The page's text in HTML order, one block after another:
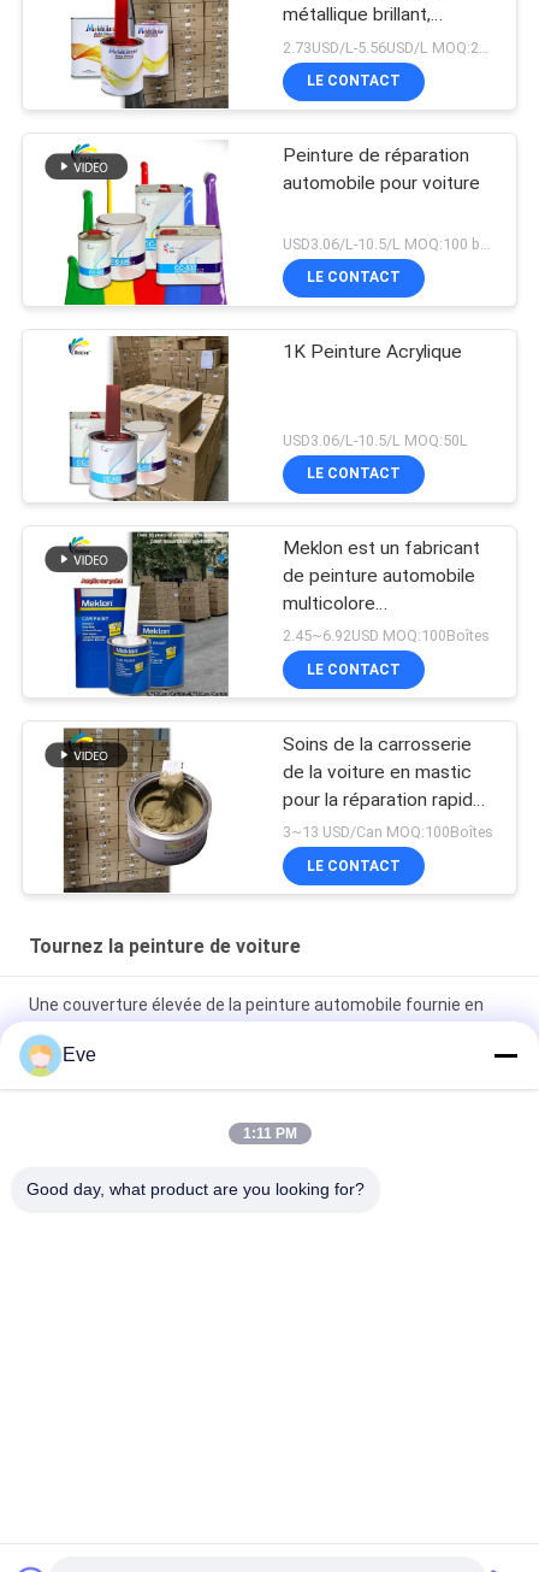
métallique brillant,
assortiment de couleurs
de qualité usine d'origine
2.73USD/L-5.56USD/L MOQ:200L
LE CONTACT
Peinture de réparation
automobile pour voiture
LE CONTACT
1K Peinture Acrylique
USD3.06/L-10.5/L MOQ:50L
LE CONTACT
Meklon est un fabricant
de peinture automobile
multicolore
personnalisable
2.45~6.92USD MOQ:100Boîtes
LE CONTACT
Soins de la carrosserie
de la voiture en mastic
pour la réparation rapide
des inégalités
3~13 USD/Can MOQ:100Boîtes
LE CONTACT
Tournez la peinture de voiture
Une couverture élevée de la peinture automobile fournie en
usine
Peinture automobile pré-mélangée Peinture acrylique pour
Inoffensif
Eve
1:11 PM
Good day, what product are you looking for?